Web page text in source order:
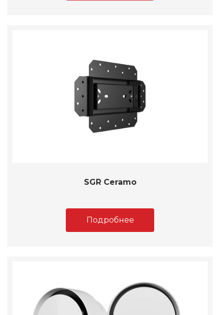
SGR Ceramo
Подробнее